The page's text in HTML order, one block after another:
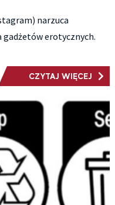
narzuca
erotycznych.
CZYTAJ WIĘCEJ